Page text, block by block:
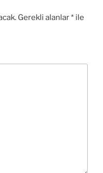
Gerekli alanlar* ile